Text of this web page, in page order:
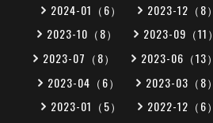
2024-01（6）
2023-12（8）
2023-10（8）
2023-09（11）
2023-07（8）
2023-06（13）
2023-04（6）
2023-03（8）
2023-01（5）
2022-12（6）